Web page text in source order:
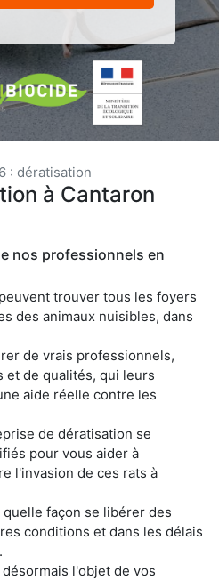
: dératisation
à Cantaron
nos professionnels en
trouver tous les foyers
des animaux nuisibles, dans
de vrais professionnels,
et de qualités, qui leurs
aide réelle contre les
de dératisation se
pour vous aider à
l'invasion de ces rats à
façon se libérer des
conditions et dans les délais
l'objet de vos